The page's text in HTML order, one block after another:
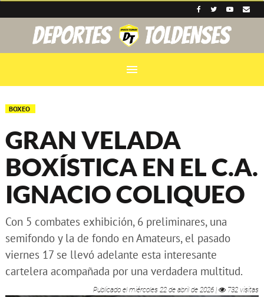
menu
BOXEO
GRAN VELADA
BOXÍSTICA EN EL C.A.
IGNACIO COLIQUEO
Con 5 combates exhibición, 6 preliminares, una
semifondo y la de fondo en Amateurs, el pasado
viernes 17 se llevó adelante esta interesante
cartelera acompañada por una verdadera multitud.
Publicado elmiércoles 22 de abril de 2026 | 732 visitas